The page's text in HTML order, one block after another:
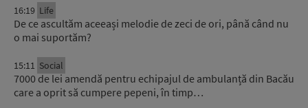
16:19 Life
De ce ascultăm aceeași melodie de zeci de ori, până când nu
o mai suportăm?
15:11 Social
7000 de lei amendă pentru echipajul de ambulanță din Bacău
care a oprit să cumpere pepeni, în timp…